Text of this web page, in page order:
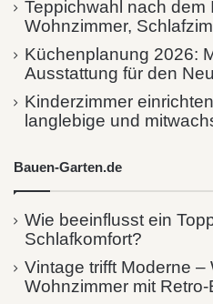
Teppichwahl nach dem
Wohnzimmer,
Küchenplanung 2026:
Ausstattung für den
Kinderzimmer
langlebige und
Bauen-Garten.de
Wie beeinflusst ein
Schlafkomfort?
Vintage trifft Moderne –
Wohnzimmer mit